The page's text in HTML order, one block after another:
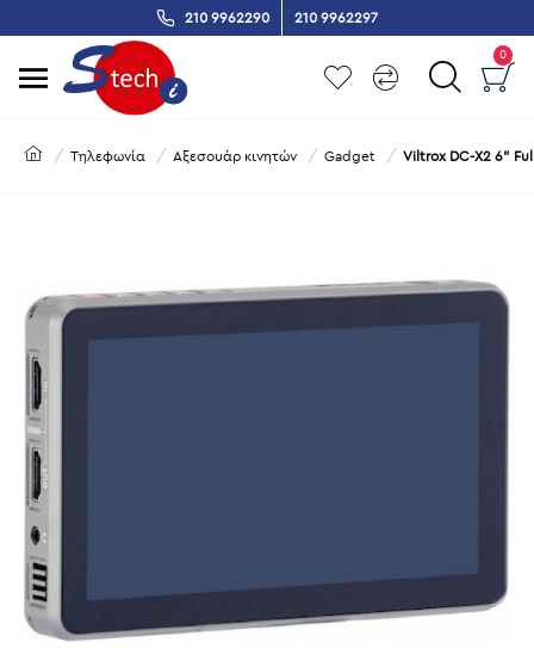
210 9962290 210 9962297
0
Τηλεφωνία Αξεσουάρ κινητών Gadget Viltrox DC-X2 6"